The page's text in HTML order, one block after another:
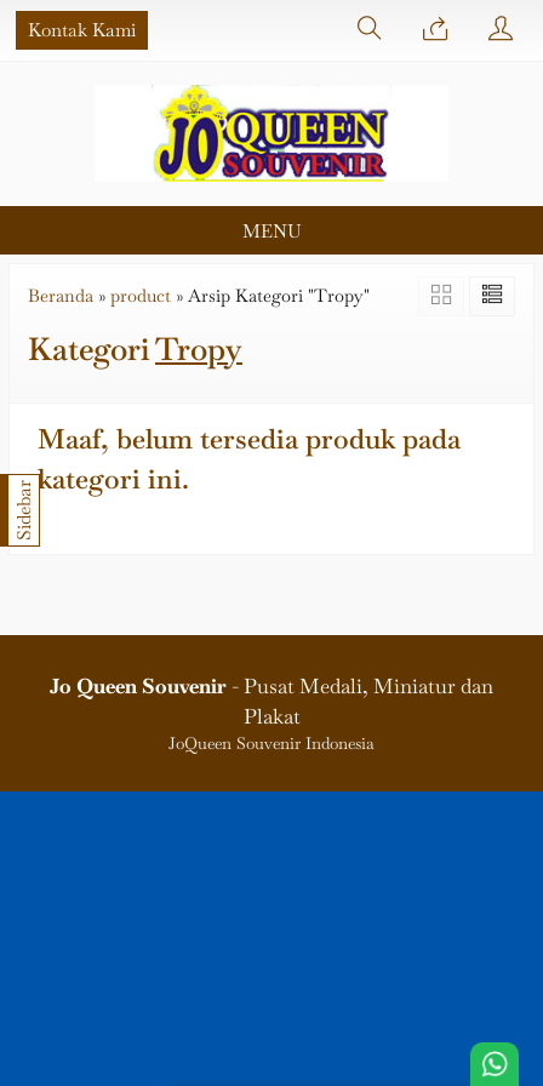
Kontak Kami
MENU
Beranda » product » Arsip Kategori "Tropy"
KategoriTropy
Maaf, belum tersedia produk pada
kategori ini.
Sidebar
Jo Queen Souvenir - Pusat Medali, Miniatur dan
Plakat
JoQueen Souvenir Indonesia